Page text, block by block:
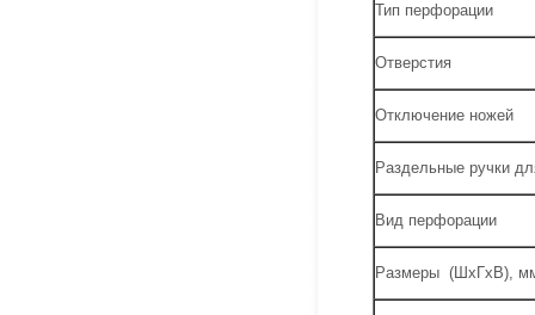
Тип перфорации
Отверстия
Отключение ножей
Раздельные ручки
Вид перфорации
Размеры (ШхГхВ),